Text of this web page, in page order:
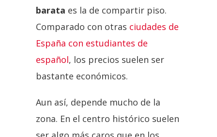
barata es la de compartir piso.
Comparado con otras ciudades de
España con estudiantes de
español, los precios suelen ser
bastante económicos.
Aun así, depende mucho de la
zona. En el centro histórico suelen